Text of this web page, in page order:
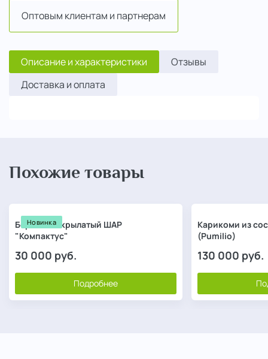
Оптовым клиентам и партнерам
Описание и характеристики
Отзывы
Доставка и оплата
Похожие товары
Новинка
Бересклет крылатый ШАР
"Компактус"
30 000 руб.
Подробнее
Карикоми из
(Pumilio)
130 000 руб.